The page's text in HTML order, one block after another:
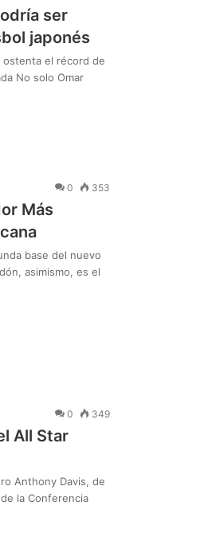
ser
japonés
ostenta el récord de
No solo Omar
0 353
Más
base del nuevo
asimismo, es el
0 349
All Star
Anthony Davis, de
la Conferencia